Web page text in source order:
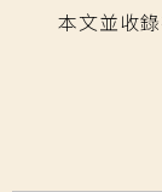
本文並收錄